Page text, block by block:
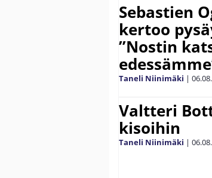
Sebastien
kertoo
”Nostin
Taneli Niinimäki |
Valtteri
kisoihin
Taneli Niinimäki |